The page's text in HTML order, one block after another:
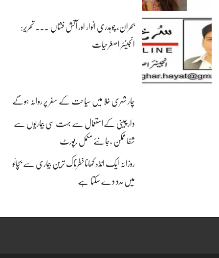
بحران، چوہدری انوار اور آتش فشاں ۔۔۔ تحریر:
انجینئر اصغرحیات
چار شہری خلا میں سیاحت کے سفر پر روانہ ہوگے
دارچینی کےاستعمال سے بہت سی بیماریوں سے
شفا ممکن ،جانئے مکمل رپورٹ
روزانہ ایک انڈہ کھاناخطرناک ترین بیماری سے بچائو
میں مدد دے سکتا ہے